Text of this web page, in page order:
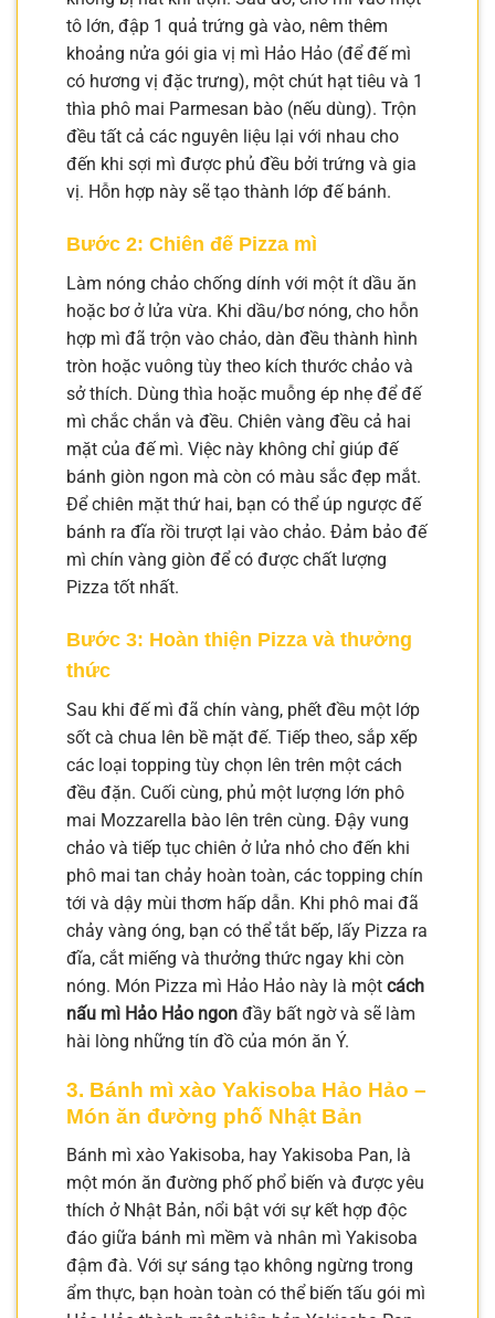
tô lớn, đập 1 quả trứng gà vào, nêm thêm
khoảng nửa gói gia vị mì Hảo Hảo (để đế mì
có hương vị đặc trưng), một chút hạt tiêu và 1
thìa phô mai Parmesan bào (nếu dùng). Trộn
đều tất cả các nguyên liệu lại với nhau cho
đến khi sợi mì được phủ đều bởi trứng và gia
vị. Hỗn hợp này sẽ tạo thành lớp đế bánh.
Bước 2: Chiên đế Pizza mì
Làm nóng chảo chống dính với một ít dầu ăn
hoặc bơ ở lửa vừa. Khi dầu/bơ nóng, cho hỗn
hợp mì đã trộn vào chảo, dàn đều thành hình
tròn hoặc vuông tùy theo kích thước chảo và
sở thích. Dùng thìa hoặc muỗng ép nhẹ để đế
mì chắc chắn và đều. Chiên vàng đều cả hai
mặt của đế mì. Việc này không chỉ giúp đế
bánh giòn ngon mà còn có màu sắc đẹp mắt.
Để chiên mặt thứ hai, bạn có thể úp ngược đế
bánh ra đĩa rồi trượt lại vào chảo. Đảm bảo đế
mì chín vàng giòn để có được chất lượng
Pizza tốt nhất.
Bước 3: Hoàn thiện Pizza và thưởng
thức
Sau khi đế mì đã chín vàng, phết đều một lớp
sốt cà chua lên bề mặt đế. Tiếp theo, sắp xếp
các loại topping tùy chọn lên trên một cách
đều đặn. Cuối cùng, phủ một lượng lớn phô
mai Mozzarella bào lên trên cùng. Đậy vung
chảo và tiếp tục chiên ở lửa nhỏ cho đến khi
phô mai tan chảy hoàn toàn, các topping chín
tới và dậy mùi thơm hấp dẫn. Khi phô mai đã
chảy vàng óng, bạn có thể tắt bếp, lấy Pizza ra
đĩa, cắt miếng và thưởng thức ngay khi còn
nóng. Món Pizza mì Hảo Hảo này là một cách
nấu mì Hảo Hảo ngon đầy bất ngờ và sẽ làm
hài lòng những tín đồ của món ăn Ý.
3. Bánh mì xào Yakisoba Hảo Hảo –
Món ăn đường phố Nhật Bản
Bánh mì xào Yakisoba, hay Yakisoba Pan, là
một món ăn đường phố phổ biến và được yêu
thích ở Nhật Bản, nổi bật với sự kết hợp độc
đáo giữa bánh mì mềm và nhân mì Yakisoba
đậm đà. Với sự sáng tạo không ngừng trong
ẩm thực, bạn hoàn toàn có thể biến tấu gói mì